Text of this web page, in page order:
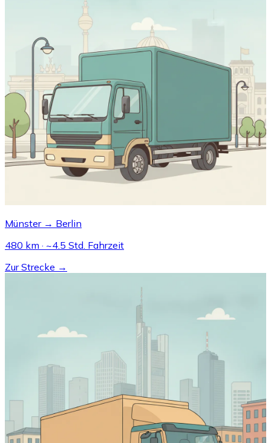
Münster → Berlin
480 km · ~4.5 Std. Fahrzeit
Zur Strecke →